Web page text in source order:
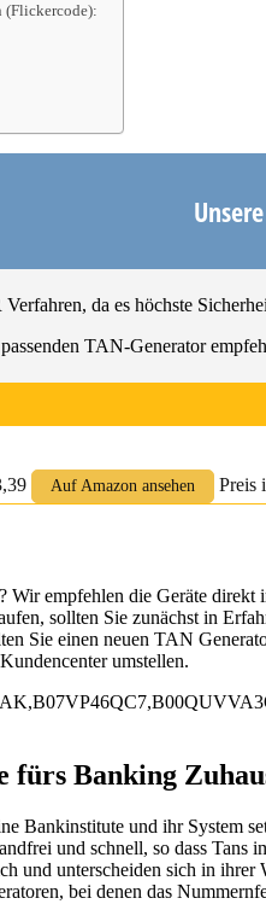
(Flickercode):
da es höchste
TAN-Generator
Auf Amazon ansehen Preis
empfehlen die Geräte
sollten Sie zunächst in
Sie einen neuen TAN
umstellen.
fürs Banking
Bankinstitute und ihr
und schnell, so dass
und unterscheiden sich in
bei denen das